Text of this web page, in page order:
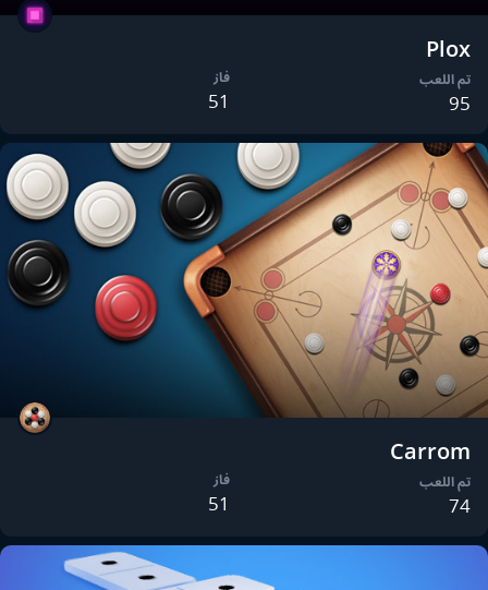
Plox
تم اللعب
95
فاز
51
Carrom
تم اللعب
74
فاز
51